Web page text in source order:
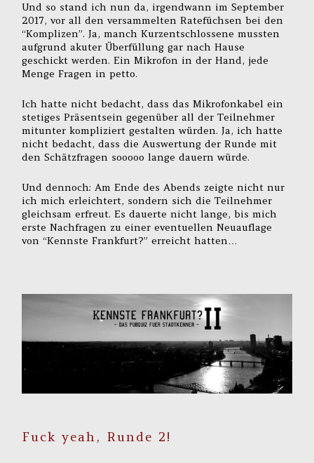
Und so stand ich nun da, irgendwann im September
2017, vor all den versammelten Ratefüchsen bei den
“Komplizen”. Ja, manch Kurzentschlossene mussten
aufgrund akuter Überfüllung gar nach Hause
geschickt werden. Ein Mikrofon in der Hand, jede
Menge Fragen in petto.
Ich hatte nicht bedacht, dass das Mikrofonkabel ein
stetiges Präsentsein gegenüber all der Teilnehmer
mitunter kompliziert gestalten würden. Ja, ich hatte
nicht bedacht, dass die Auswertung der Runde mit
den Schätzfragen sooooo lange dauern würde.
Und dennoch: Am Ende des Abends zeigte nicht nur
ich mich erleichtert, sondern sich die Teilnehmer
gleichsam erfreut. Es dauerte nicht lange, bis mich
erste Nachfragen zu einer eventuellen Neuauflage
von “Kennste Frankfurt?” erreicht hatten…
Fuck yeah, Runde 2!